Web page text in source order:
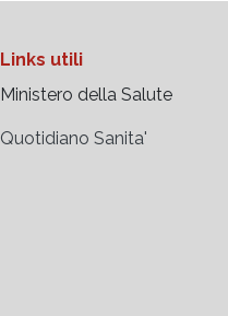
Links utili
Ministero della Salute
Quotidiano Sanita'